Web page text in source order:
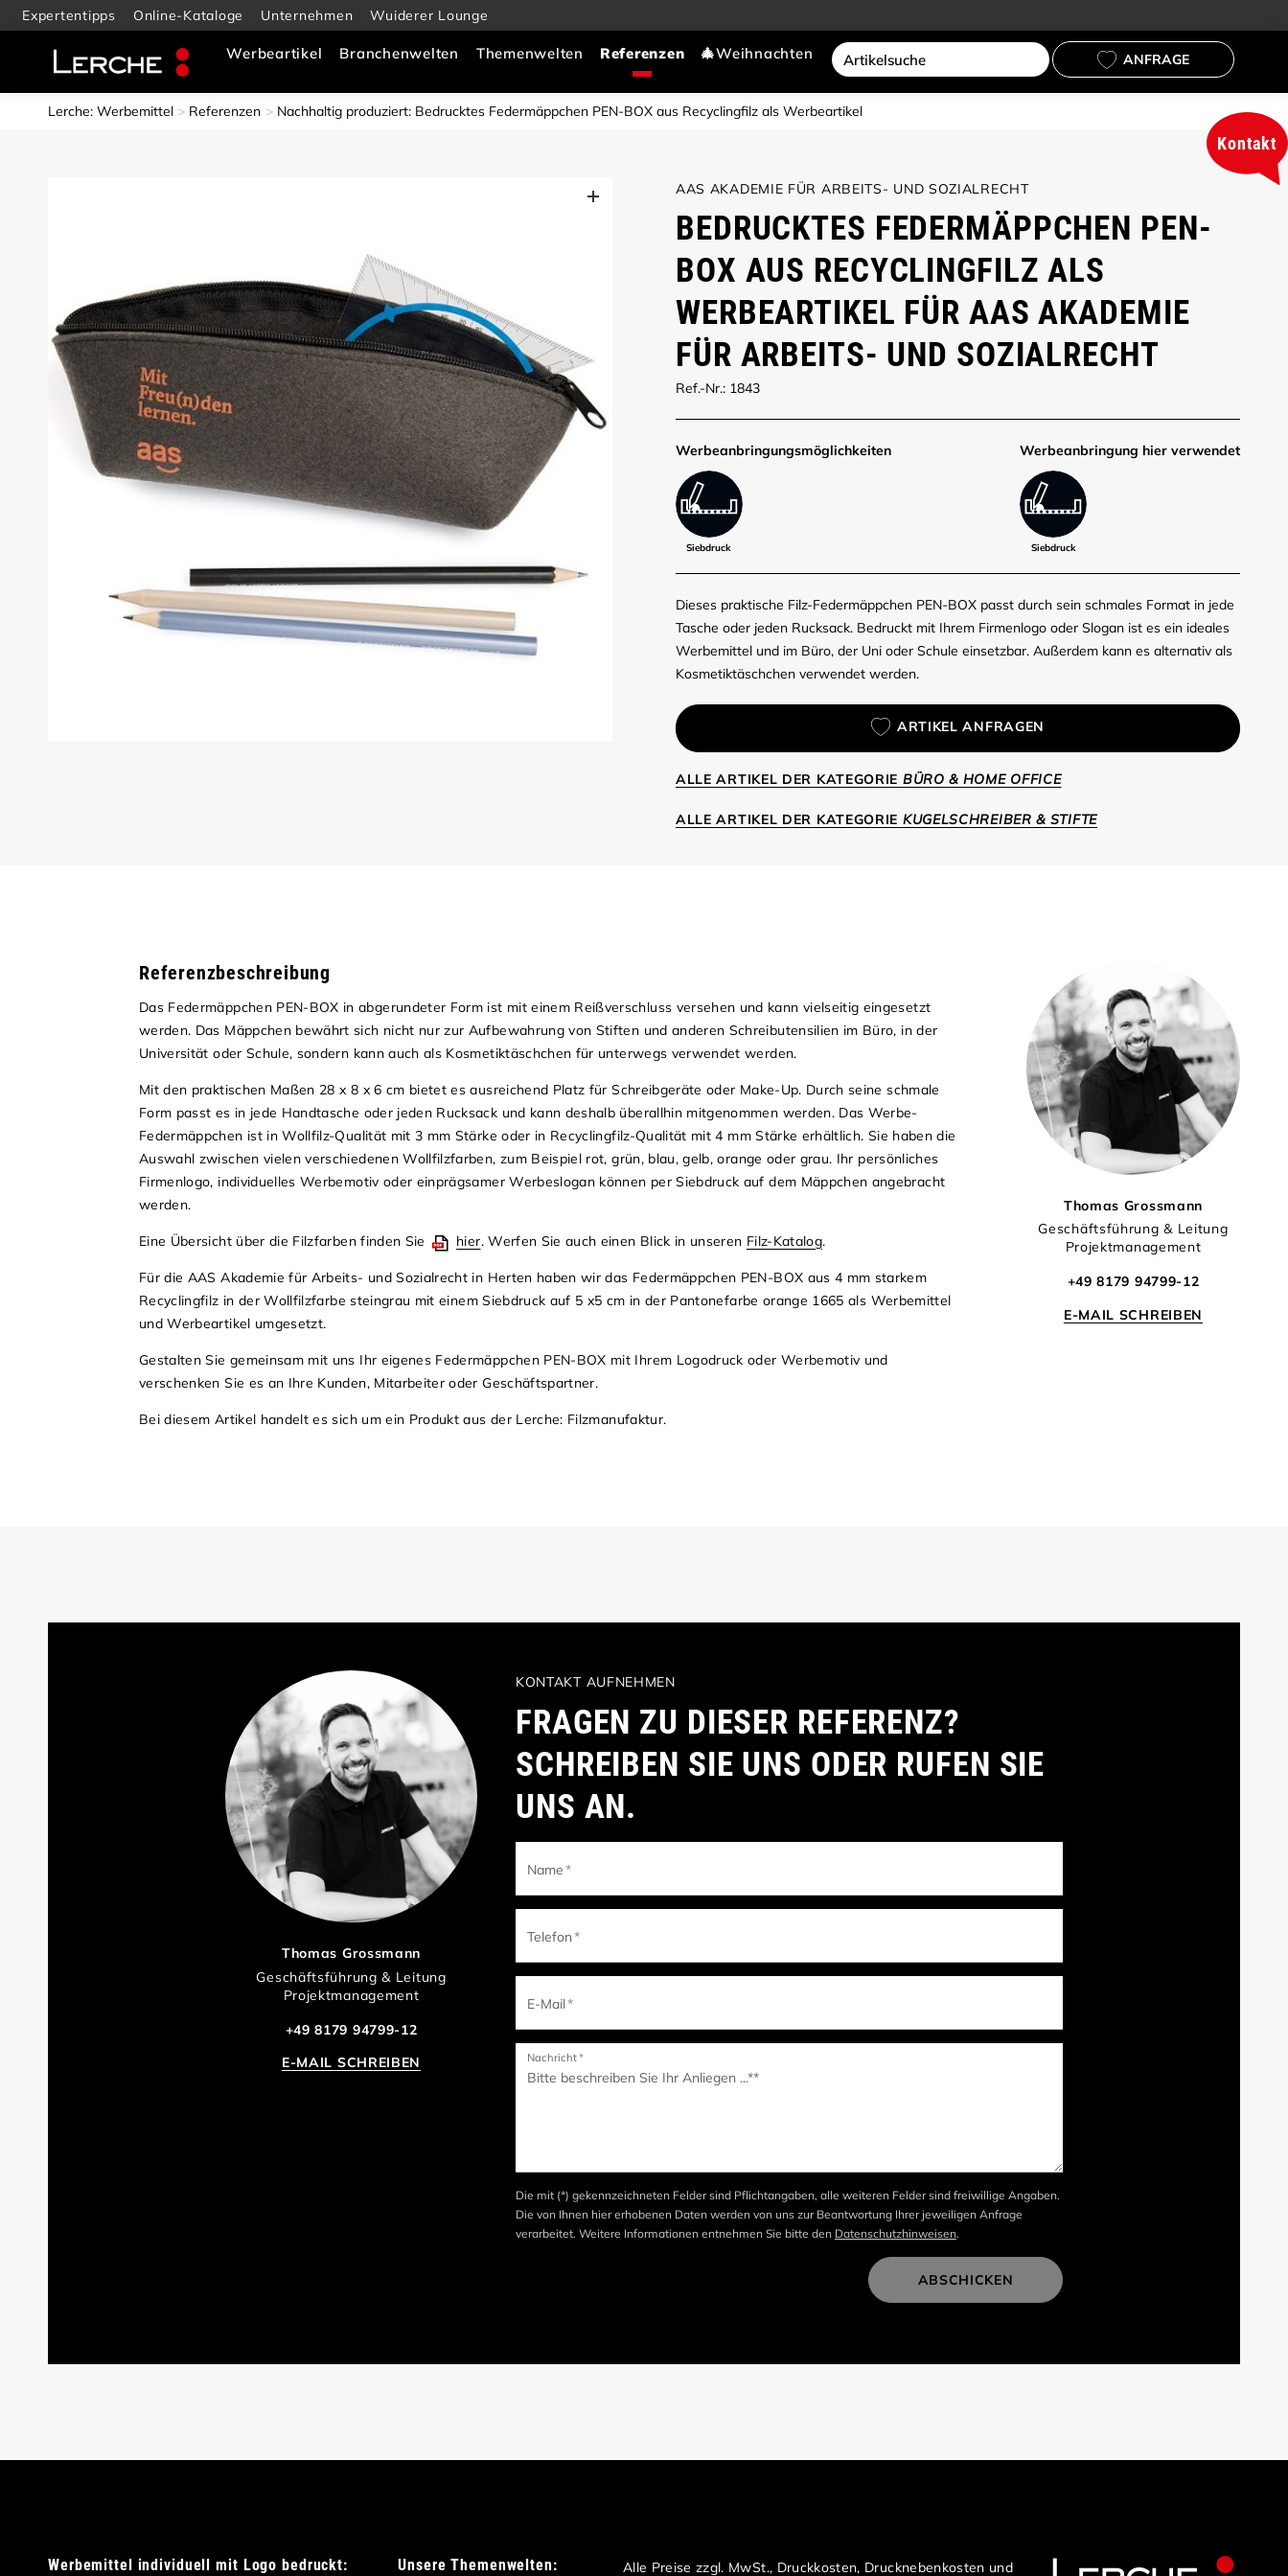
Expertentipps Online-Kataloge Unternehmen Wuiderer Lounge
Werbeartikel Branchenwelten Themenwelten 🎄Weihnachten ANFRAGE
Lerche: Werbemittel Referenzen Nachhaltig produziert: Bedrucktes Federmäppchen PEN-BOX aus Recyclingfilz als Werbeartikel
AAS AKADEMIE FÜR ARBEITS- UND SOZIALRECHT
BEDRUCKTES FEDERMÄPPCHEN PEN-
BOX AUS RECYCLINGFILZ ALS
WERBEARTIKEL FÜR AAS AKADEMIE
FÜR ARBEITS- UND SOZIALRECHT
Ref.-Nr.: 1843
Werbe­anbringungs­möglich­keiten
Siebdruck
Werbe­anbringung hier verwendet
Siebdruck
Dieses praktische Filz-Federmäppchen PEN-BOX passt durch sein schmales Format in jede
Tasche oder jeden Rucksack. Bedruckt mit Ihrem Firmenlogo oder Slogan ist es ein ideales
Werbemittel und im Büro, der Uni oder Schule einsetzbar. Außerdem kann es alternativ als
Kosmetiktäschchen verwendet werden.
ARTIKEL ANFRAGEN
ALLE ARTIKEL DER KATEGORIE BÜRO & HOME OFFICE
ALLE ARTIKEL DER KATEGORIE KUGELSCHREIBER & STIFTE
Referenzbeschreibung
Das Federmäppchen PEN-BOX in abgerundeter Form ist mit einem Reißverschluss versehen und kann vielseitig eingesetzt
werden. Das Mäppchen bewährt sich nicht nur zur Aufbewahrung von Stiften und anderen Schreibutensilien im Büro, in der
Universität oder Schule, sondern kann auch als Kosmetiktäschchen für unterwegs verwendet werden.
Mit den praktischen Maßen 28 x 8 x 6 cm bietet es ausreichend Platz für Schreibgeräte oder Make-Up. Durch seine schmale
Form passt es in jede Handtasche oder jeden Rucksack und kann deshalb überallhin mitgenommen werden. Das Werbe-
Federmäppchen ist in Wollfilz-Qualität mit 3 mm Stärke oder in Recyclingfilz-Qualität mit 4 mm Stärke erhältlich. Sie haben die
Auswahl zwischen vielen verschiedenen Wollfilzfarben, zum Beispiel rot, grün, blau, gelb, orange oder grau. Ihr persönliches
Firmenlogo, individuelles Werbemotiv oder einprägsamer Werbeslogan können per Siebdruck auf dem Mäppchen angebracht
werden.
Eine Übersicht über die Filzfarben finden Sie hier. Werfen Sie auch einen Blick in unseren Filz-Katalog.
Für die AAS Akademie für Arbeits- und Sozialrecht in Herten haben wir das Federmäppchen PEN-BOX aus 4 mm starkem
Recyclingfilz in der Wollfilzfarbe steingrau mit einem Siebdruck auf 5 x5 cm in der Pantonefarbe orange 1665 als Werbemittel
und Werbeartikel umgesetzt.
Gestalten Sie gemeinsam mit uns Ihr eigenes Federmäppchen PEN-BOX mit Ihrem Logodruck oder Werbemotiv und
verschenken Sie es an Ihre Kunden, Mitarbeiter oder Geschäftspartner.
Bei diesem Artikel handelt es sich um ein Produkt aus der Lerche: Filzmanufaktur.
Thomas Grossmann
Geschäftsführung & Leitung
Projektmanagement
+49 8179 94799-12
E-MAIL SCHREIBEN
Thomas Grossmann
Geschäftsführung & Leitung
Projektmanagement
+49 8179 94799-12
E-MAIL SCHREIBEN
KONTAKT AUFNEHMEN
FRAGEN ZU DIESER REFERENZ?
SCHREIBEN SIE UNS ODER RUFEN SIE
UNS AN.
Name*
Telefon*
E-Mail*
Nachricht*
Die mit (*) gekennzeichneten Felder sind Pflichtangaben, alle weiteren Felder sind freiwillige Angaben.
Die von Ihnen hier erhobenen Daten werden von uns zur Beantwortung Ihrer jeweiligen Anfrage
verarbeitet. Weitere Informationen entnehmen Sie bitte den Datenschutzhinweisen.
ABSCHICKEN
Werbemittel individuell mit Logo bedruckt: Unsere Themenwelten: Alle Preise zzgl. MwSt., Druckkosten, Drucknebenkosten und
Kontakt